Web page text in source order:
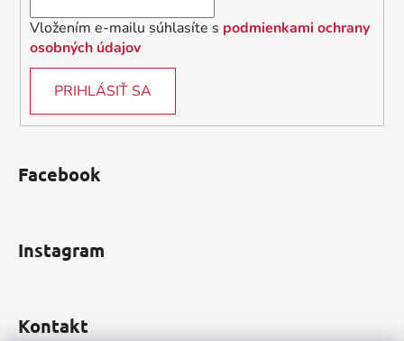
v
p
Vložením e-mailu súhlasíte s podmienkami ochrany
osobných údajov
PRIHLÁSIŤ SA
Facebook
Instagram
Kontakt